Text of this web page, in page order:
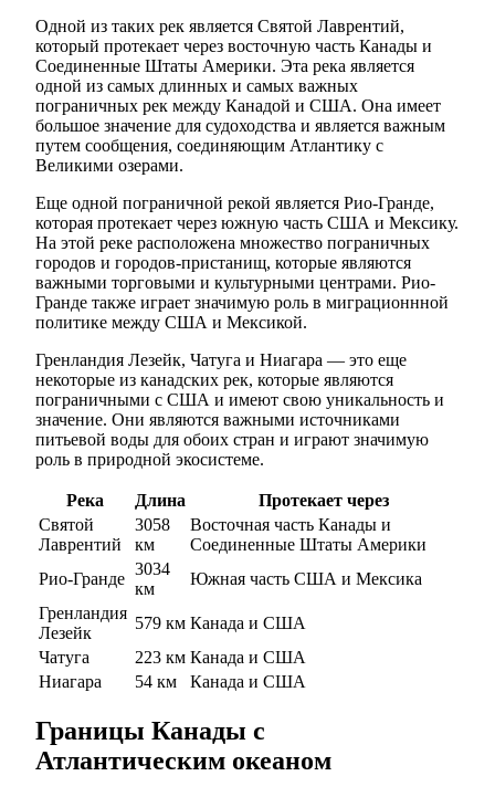
Одной из таких рек является Святой Лаврентий,
который протекает через восточную часть Канады и
Соединенные Штаты Америки. Эта река является
одной из самых длинных и самых важных
пограничных рек между Канадой и США. Она имеет
большое значение для судоходства и является важным
путем сообщения, соединяющим Атлантику с
Великими озерами.
Еще одной пограничной рекой является Рио-Гранде,
которая протекает через южную часть США и Мексику.
На этой реке расположена множество пограничных
городов и городов-пристанищ, которые являются
важными торговыми и культурными центрами. Рио-
Гранде также играет значимую роль в миграционнной
политике между США и Мексикой.
Гренландия Лезейк, Чатуга и Ниагара — это еще
некоторые из канадских рек, которые являются
пограничными с США и имеют свою уникальность и
значение. Они являются важными источниками
питьевой воды для обоих стран и играют значимую
роль в природной экосистеме.
Река Длина
Протекает через
Святой
Лаврентий
3058
км
Восточная часть Канады и
Соединенные Штаты Америки
Рио-Гранде
3034
км
Южная часть США и Мексика
Гренландия
Лезейк
579 км Канада и США
Чатуга
223 км Канада и США
Ниагара
54 км Канада и США
Границы Канады с
Атлантическим океаном